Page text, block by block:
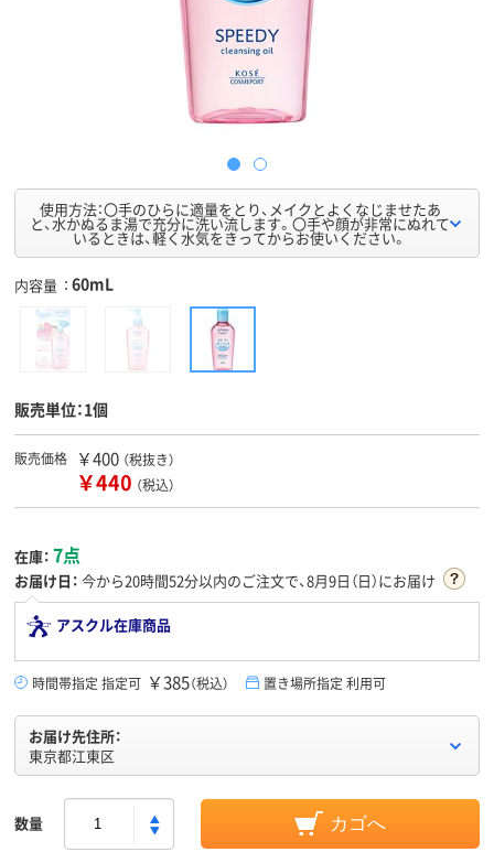
使用方法：〇手のひらに適量をとり、メイクとよくなじませたあ
と、水かぬるま湯で充分に洗い流します。〇手や顔が非常にぬれて
いるときは、軽く水気をきってからお使いください。
内容量 60mL
販売単位：1個
販売価格 ￥400 （税抜き）
￥440 （税込）
在庫： 7点
お届け日： 今から20時間52分以内のご注文で、8月9日（日）にお届け
アスクル在庫商品
時間帯指定 指定可 ￥385（税込） 置き場所指定 利用可
お届け先住所：
東京都江東区
数量 カゴへ